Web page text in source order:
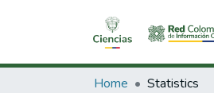
Home Statistics